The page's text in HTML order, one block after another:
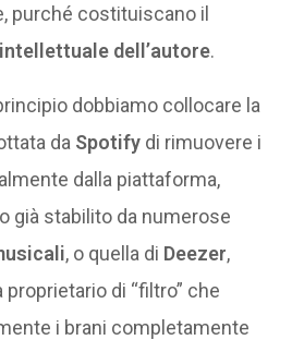
purché costituiscano il
dell’autore.
dobbiamo collocare la
da Spotify di rimuovere i
dalla piattaforma,
già stabilito da numerose
, o quella di Deezer,
di “filtro” che
i brani completamente